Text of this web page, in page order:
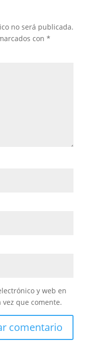
tir
no será publicada.
con *
y web en
que comente.